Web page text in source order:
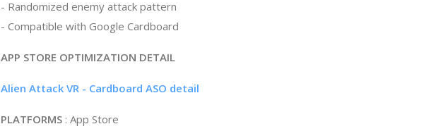
- Randomized enemy attack pattern
- Compatible with Google Cardboard
APP STORE OPTIMIZATION DETAIL
Alien Attack VR - Cardboard ASO detail
PLATFORMS : App Store